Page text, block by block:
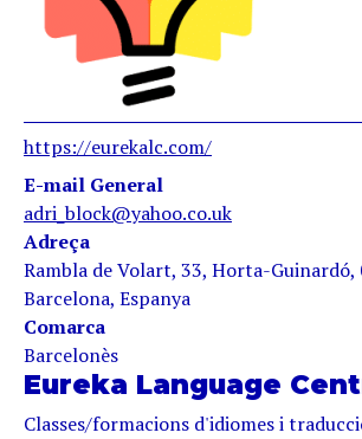
https://eurekalc.com/
E-mail General
adri_block@yahoo.co.uk
Adreça
Rambla de Volart, 33, Horta-Guinardó,
Barcelona, Espanya
Comarca
Barcelonès
Eureka Language
Classes/formacions d'idiomes i